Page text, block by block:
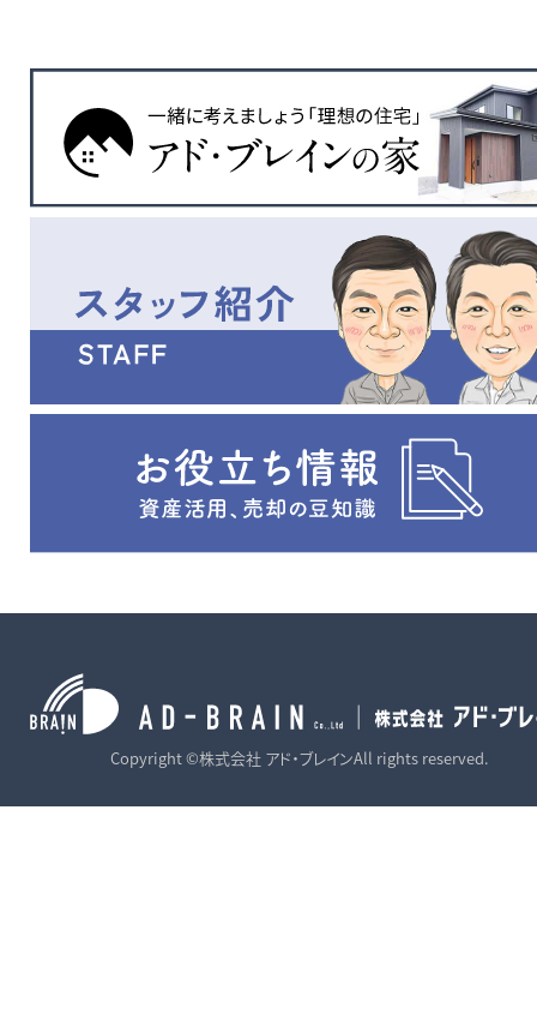
族の暮らしにちょっとし
た“夢”もプラスできま
準工業地域のため、自宅
店舗・事務所やアトリエ
ネイルサロン、カフェ、教
ど、暮らしに仕事をプラ
たスタイルも叶います。
非いかがでしょうか？
些細な事でもなんでも、
はお気軽にお問合せくだ
い！ お待ちしております
校区 豊小学校（約550
徒歩8分）、明倫中学校（
950ｍ・徒歩13分） ※
cmセットバック必要。
Copyright ©株式会社 アド・ブレインAll rights reserved.